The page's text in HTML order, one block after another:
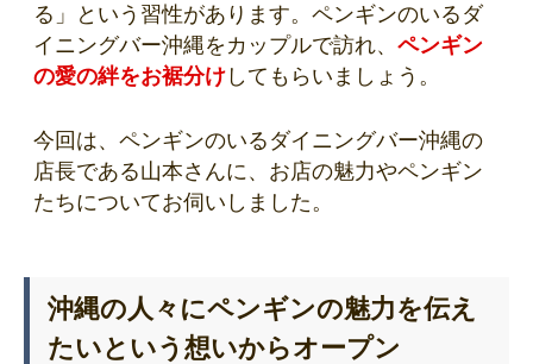
る」という習性があります。ペンギンのいるダ
イニングバー沖縄をカップルで訪れ、 ペンギン
の愛の絆をお裾分け してもらいましょう。
今回は、ペンギンのいるダイニングバー沖縄の
店長である山本さんに、お店の魅力やペンギン
たちについてお伺いしました。
沖縄の人々にペンギンの魅力を伝え
たいという想いからオープン